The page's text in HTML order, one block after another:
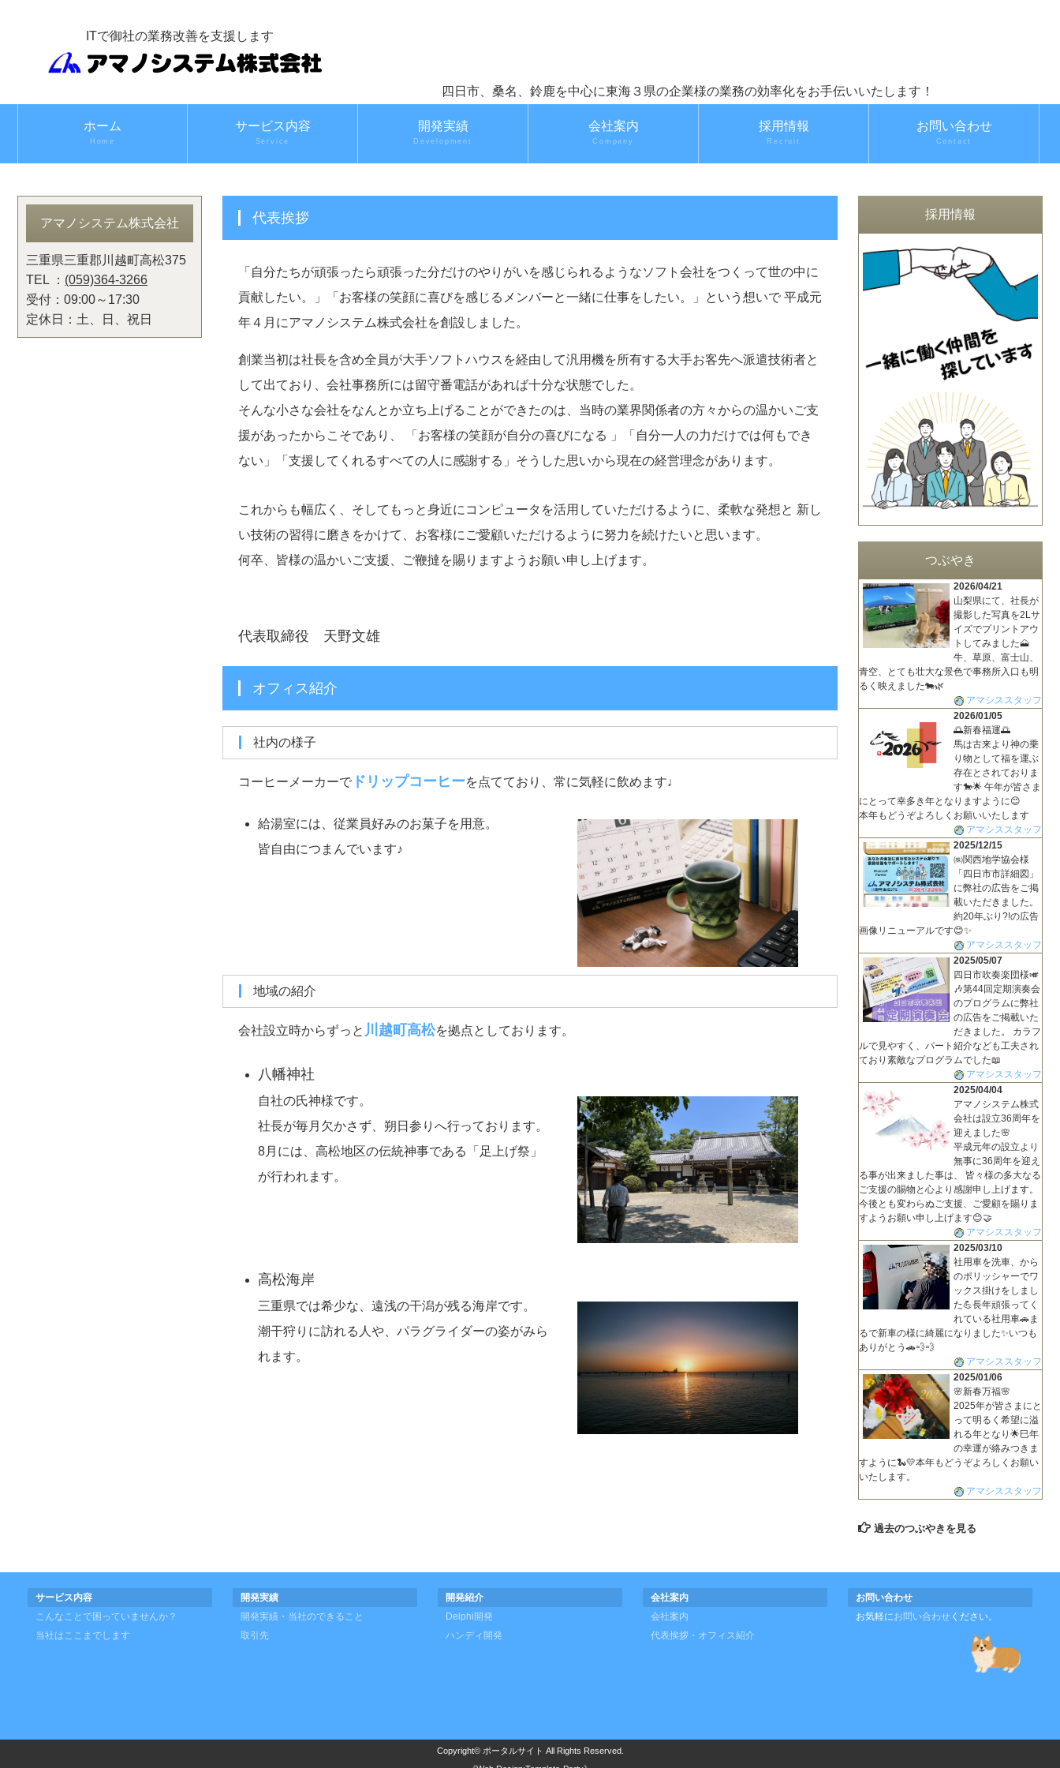
ITで御社の業務改善を支援します
四日市、桑名、鈴鹿を中心に東海３県の企業様の業務の効率化をお手伝いいたします！
ホーム
Home
サービス内容
Service
開発実績
Development
会社案内
Company
採用情報
Recruit
お問い合わせ
Contact
代表挨拶
「自分たちが頑張ったら頑張った分だけのやりがいを感じられるようなソフト会社をつくって世の中に
貢献したい。」「お客様の笑顔に喜びを感じるメンバーと一緒に仕事をしたい。」という想いで 平成元
年４月にアマノシステム株式会社を創設しました。
創業当初は社長を含め全員が大手ソフトハウスを経由して汎用機を所有する大手お客先へ派遣技術者と
して出ており、会社事務所には留守番電話があれば十分な状態でした。
そんな小さな会社をなんとか立ち上げることができたのは、当時の業界関係者の方々からの温かいご支
援があったからこそであり、 「お客様の笑顔が自分の喜びになる 」「自分一人の力だけでは何もでき
ない」「支援してくれるすべての人に感謝する」そうした思いから現在の経営理念があります。
これからも幅広く、そしてもっと身近にコンピュータを活用していただけるように、柔軟な発想と 新し
い技術の習得に磨きをかけて、お客様にご愛顧いただけるように努力を続けたいと思います。
何卒、皆様の温かいご支援、ご鞭撻を賜りますようお願い申し上げます。
代表取締役 天野文雄
オフィス紹介
社内の様子
コーヒーメーカーで ドリップコーヒーを点てており、常に気軽に飲めます♩
給湯室には、従業員好みのお菓子を用意。
皆自由につまんでいます♪
地域の紹介
会社設立時からずっと 川越町高松を拠点としております。
八幡神社
自社の氏神様です。
社長が毎月欠かさず、朔日参りへ行っております。
8月には、高松地区の伝統神事である「足上げ祭」
が行われます。
高松海岸
三重県では希少な、遠浅の干潟が残る海岸です。
潮干狩りに訪れる人や、パラグライダーの姿がみら
れます。
アマノシステム株式会社
三重県三重郡川越町高松375
TEL ： (059)364-3266
受付：09:00～17:30
定休日：土、日、祝日
採用情報
つぶやき
2026/04/21
山梨県にて、社長が
撮影した写真を2Lサ
イズでプリントアウ
トしてみました🗻
牛、草原、富士山、
青空、とても壮大な景色で事務所入口も明
るく映えました🐄🌿
アマシススタッフ
2026/01/05
🌅新春福運🌅
馬は古来より神の乗
り物として福を運ぶ
存在とされておりま
す🐎🌟 午年が皆さま
にとって幸多き年となりますように😊
本年もどうぞよろしくお願いいたします
アマシススタッフ
2025/12/15
㈱関西地学協会様
「四日市市詳細図」
に弊社の広告をご掲
載いただきました。
約20年ぶり?!の広告
画像リニューアルです😊✨
アマシススタッフ
2025/05/07
四日市吹奏楽団様🎺
🎶第44回定期演奏会
のプログラムに弊社
の広告をご掲載いた
だきました。 カラフ
ルで見やすく、パート紹介なども工夫され
ており素敵なプログラムでした📖
アマシススタッフ
2025/04/04
アマノシステム株式
会社は設立36周年を
迎えました🌸
平成元年の設立より
無事に36周年を迎え
る事が出来ました事は、 皆々様の多大なる
ご支援の賜物と心より感謝申し上げます。
今後とも変わらぬご支援、ご愛顧を賜りま
すようお願い申し上げます😊🤝
アマシススタッフ
2025/03/10
社用車を洗車、から
のポリッシャーでワ
ックス掛けをしまし
た💪長年頑張ってく
れている社用車🚗ま
るで新車の様に綺麗になりました✨いつも
ありがとう🚗💨💨
アマシススタッフ
2025/01/06
🌸新春万福🌸
2025年が皆さまにと
って明るく希望に溢
れる年となり🌟巳年
の幸運が絡みつきま
すように🐍💛本年もどうぞよろしくお願い
いたします。
アマシススタッフ
過去のつぶやきを見る
サービス内容
こんなことで困っていませんか？
当社はここまでします
開発実績
開発実績・当社のできること
取引先
開発紹介
Delphi開発
ハンディ開発
会社案内
会社案内
代表挨拶・オフィス紹介
お問い合わせ
お気軽にお問い合わせ ください。
Copyright© ポータルサイト All Rights Reserved.